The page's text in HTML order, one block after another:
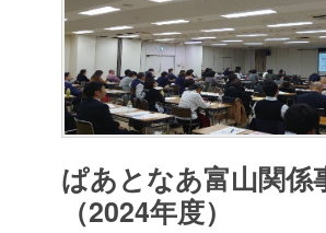
ぱあとなあ富山関係
（2024年度）